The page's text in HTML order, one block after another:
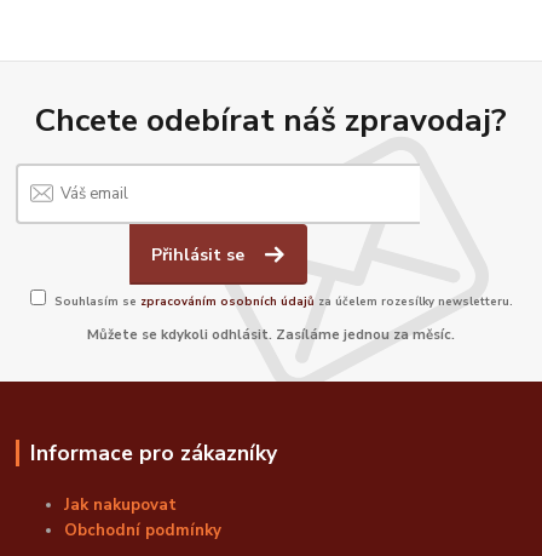
Chcete odebírat náš zpravodaj?
Přihlásit se
Souhlasím se zpracováním osobních údajů za účelem rozesílky newsletteru.
Můžete se kdykoli odhlásit. Zasíláme jednou za měsíc.
Informace pro zákazníky
Jak nakupovat
Obchodní podmínky